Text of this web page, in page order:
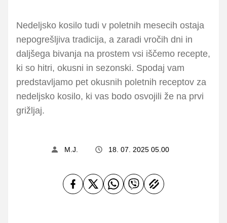
Nedeljsko kosilo tudi v poletnih mesecih ostaja
nepogrešljiva tradicija, a zaradi vročih dni in
daljšega bivanja na prostem vsi iščemo recepte,
ki so hitri, okusni in sezonski. Spodaj vam
predstavljamo pet okusnih poletnih receptov za
nedeljsko kosilo, ki vas bodo osvojili že na prvi
grižljaj.
M.J. 18. 07. 2025 05.00